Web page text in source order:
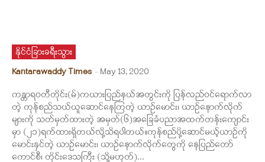
နိုင်ငံခြားခရီးသွား
Kantarawaddy Times - May 13, 2020
ကန္တာရဝတီတိုင်း(မ်)ကယားပြည်နယ်အတွင်းကို ပြန်လည်ဝင်ရောက်လာ
တဲ့ ကုန်စည်သယ်ယူဆောင်နေကြတဲ့ ယာဉ်မောင်း၊ ယာဉ်နောက်လိုက်
များကို သတ်မှတ်ထားတဲ့ အမှတ်(၆)အခြေခံပညာအထက်တန်းကျောင်း
မှာ (၂၁)ရက်ထားရှိတယ်လို့သိရပါတယ်။ကုန်စည်ပို့ဆောင်မယ့်ယာဉ်ကို
မောင်းနှင်တဲ့ ယာဉ်မောင်း၊ ယာဉ်နောက်လိုက်တွေကို နေပြည်တော်
ကောင်စီ၊ တိုင်းဒေသကြီး (သို့မဟုတ်)...